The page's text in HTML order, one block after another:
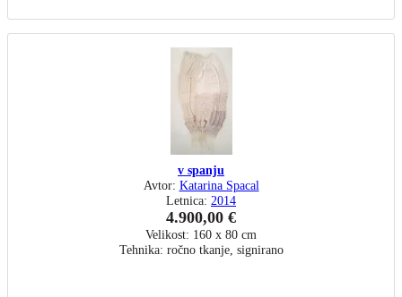
v spanju
Avtor: Katarina Spacal
Letnica: 2014
4.900,00 €
Velikost: 160 x 80 cm
Tehnika: ročno tkanje, signirano